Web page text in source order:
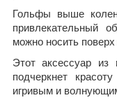
Гольфы выше
привлекательный
можно носить поверх
Этот аксессуар из
подчеркнет
игривым и